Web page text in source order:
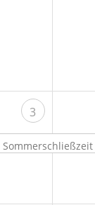
3
Sommerschließzeit